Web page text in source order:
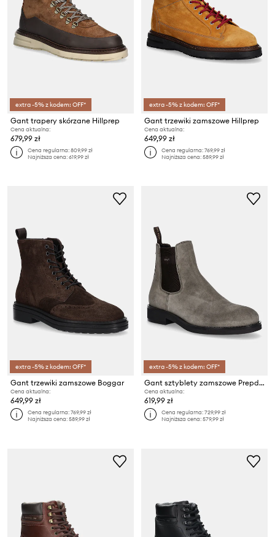
extra -5% z kodem: OFF*
Gant trapery skórzane Hillprep
Cena aktualna:
679,99 zł
Cena regularna:809,99 zł
Najniższa cena:619,99 zł
extra -5% z kodem: OFF*
Gant trzewiki zamszowe Hillprep
Cena aktualna:
649,99 zł
Cena regularna:769,99 zł
Najniższa cena:589,99 zł
extra -5% z kodem: OFF*
Gant trzewiki zamszowe Boggar
Cena aktualna:
649,99 zł
Cena regularna:769,99 zł
Najniższa cena:589,99 zł
extra -5% z kodem: OFF*
Gant sztyblety zamszowe Prepdale
Cena aktualna:
619,99 zł
Cena regularna:729,99 zł
Najniższa cena:579,99 zł